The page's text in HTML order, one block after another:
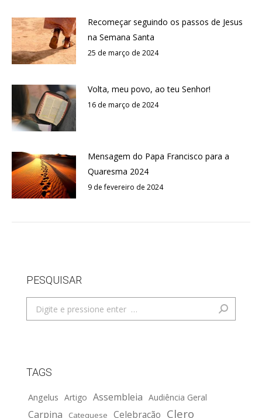
Recomeçar seguindo os passos de Jesus
na Semana Santa
25 de março de 2024
Volta, meu povo, ao teu Senhor!
16 de março de 2024
Mensagem do Papa Francisco para a
Quaresma 2024
9 de fevereiro de 2024
PESQUISAR
Search:
TAGS
Angelus Artigo Assembleia Audiência Geral
Carpina Catequese Celebração Clero